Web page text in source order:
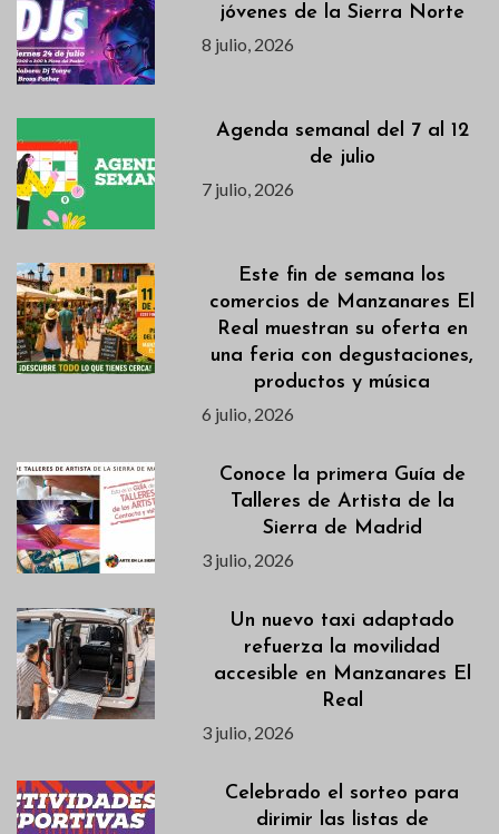
jóvenes de la Sierra Norte
8 julio, 2026
Agenda semanal del 7 al 12
de julio
7 julio, 2026
Este fin de semana los
comercios de Manzanares El
Real muestran su oferta en
una feria con degustaciones,
productos y música
6 julio, 2026
Conoce la primera Guía de
Talleres de Artista de la
Sierra de Madrid
3 julio, 2026
Un nuevo taxi adaptado
refuerza la movilidad
accesible en Manzanares El
Real
3 julio, 2026
Celebrado el sorteo para
dirimir las listas de